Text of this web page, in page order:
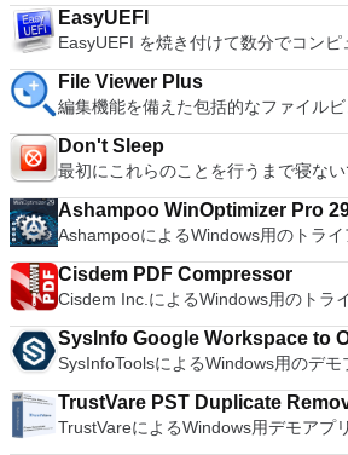
VMware Workstation Pro is a perfect
who are a little skeptical about
Windows 10. By utilizing an app like
all of Windows 10's new features in a
environment, without the need to
VMware Workstation Pro doesn't just
you can also install Linux VMs,
Fedora, and lots of other distributions as
Workstation Pro offers high
and cutting edge features that make
crowd. The full version is a little
you pay for.
EasyUEFI
EasyUEFI を焼き付けて数分でコンピ
File Viewer Plus
編集機能を備えた包括的なファイル
Don't Sleep
最初にこれらのことを行うまで寝な
Ashampoo WinOptimizer Pro
AshampooによるWindows用のトライ
Cisdem PDF Compressor
Cisdem Inc.によるWindows用のトラ
SysInfo Google Workspace to
Tool
SysInfoToolsによるWindows用のデモ
TrustVare PST Duplicate
TrustVareによるWindows用デモアプリ